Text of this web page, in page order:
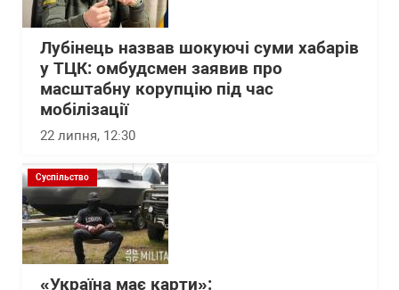
Лубінець назвав шокуючі суми хабарів
у ТЦК: омбудсмен заявив про
масштабну корупцію під час
мобілізації
22 липня, 12:30
Суспільство
«Україна має карти»: